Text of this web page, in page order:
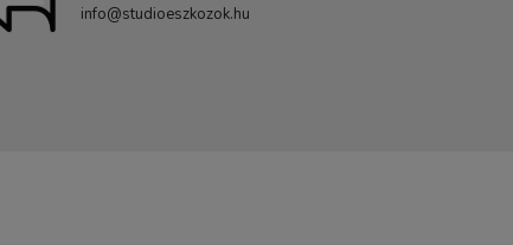
info@studioeszkozok.hu